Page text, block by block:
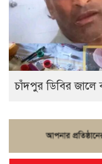
চাঁদপুর ডিবির জালে